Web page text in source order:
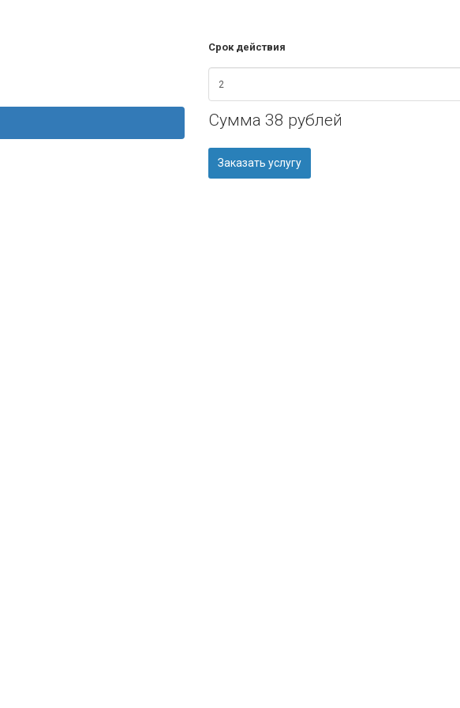
Срок действия
Сумма 38 рублей